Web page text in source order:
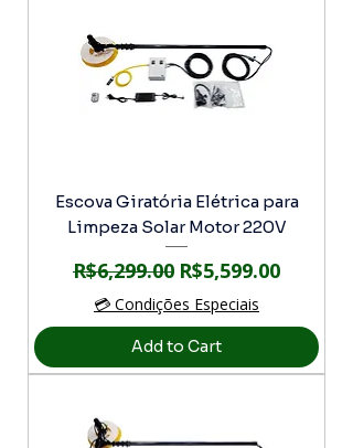
Escova Giratória Elétrica para
Limpeza Solar Motor 220V
Regular Price
R$6,299.00 Sale Price
R$5,599.00
💳 Condições Especiais
Add to Cart